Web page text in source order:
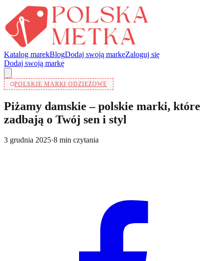
Katalog marekBlogDodaj swoją markęZaloguj się
Dodaj swoją markę
POLSKIE MARKI ODZIEŻOWE
Piżamy damskie – polskie marki, które
zadbają o Twój sen i styl
3 grudnia 2025·8 min czytania